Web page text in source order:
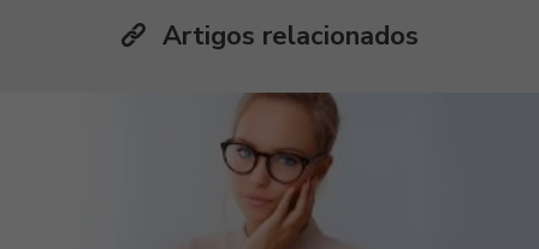
Artigos relacionados